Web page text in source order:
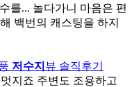
를... 놀다가니 마음은 편
백번의 캐스팅을 하지
저수지 뷰 솔직후기
지죠 주변도 조용하고